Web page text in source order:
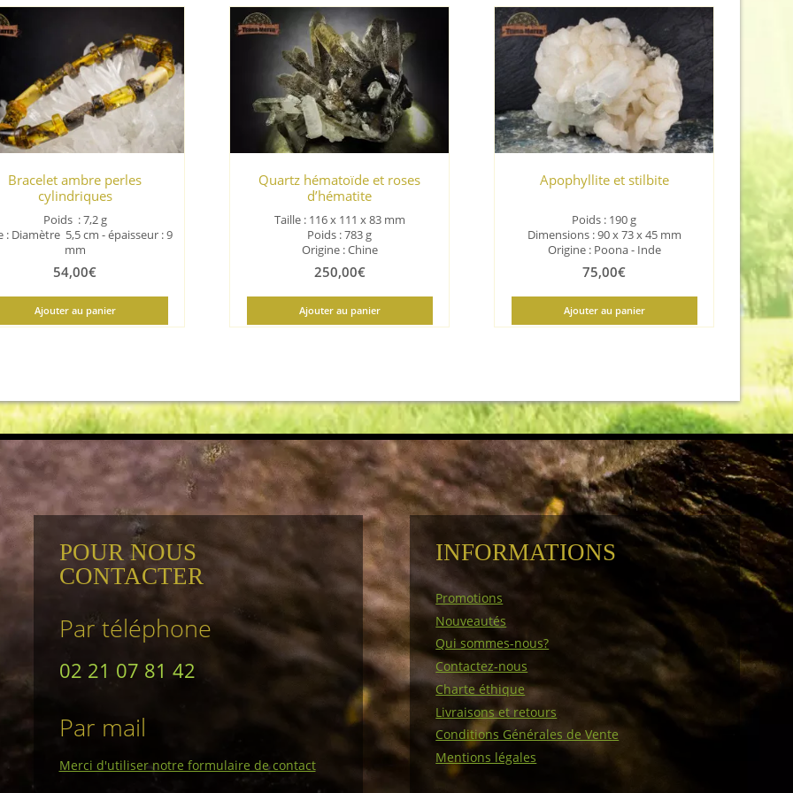
Bracelet ambre perles
cylindriques
Poids : 7,2 g
: Diamètre 5,5 cm - épaisseur : 9
mm
54,00€
Ajouter au panier
Quartz hématoïde et roses
d’hématite
Taille :116 x 111 x 83 mm
Poids : 783 g
Origine : Chine
250,00€
Ajouter au panier
Apophyllite et stilbite
Poids : 190 g
Dimensions : 90 x 73 x 45 mm
Origine : Poona - Inde
75,00€
Ajouter au panier
POUR NOUS
CONTACTER
Par téléphone
02 21 07 81 42
Par mail
Merci d'utiliser notre formulaire de contact
INFORMATIONS
Promotions
Nouveautés
Qui sommes-nous?
Contactez-nous
Charte éthique
Livraisons et retours
Conditions Générales de Vente
Mentions légales